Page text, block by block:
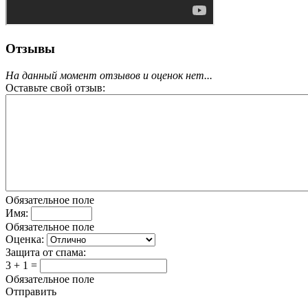
Отзывы
На данный момент отзывов и оценок нет...
Оставьте свой отзыв:
Обязательное поле
Имя:
Обязательное поле
Оценка:
Защита от спама:
3 + 1 =
Обязательное поле
Отправить